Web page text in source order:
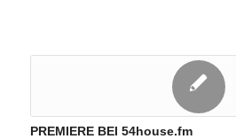
PREMIERE BEI 54house.fm​